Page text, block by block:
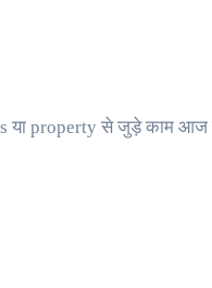
या property से जुड़े काम